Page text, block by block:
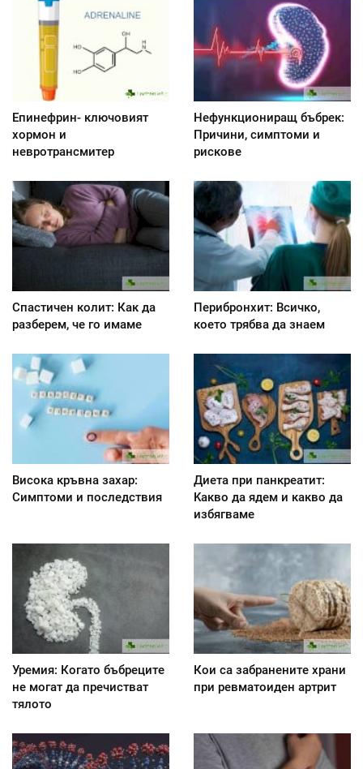
Епинефрин- ключовият
хормон и
невротрансмитер
Нефункциониращ бъбрек:
Причини, симптоми и
рискове
Спастичен колит: Как да
разберем, че го имаме
Перибронхит: Всичко,
което трябва да знаем
Висока кръвна захар:
Симптоми и последствия
Диета при панкреатит:
Kакво да ядем и какво да
избягваме
Уремия: Когато бъбреците
не могат да пречистват
тялото
Кои са забранените храни
при ревматоиден артрит